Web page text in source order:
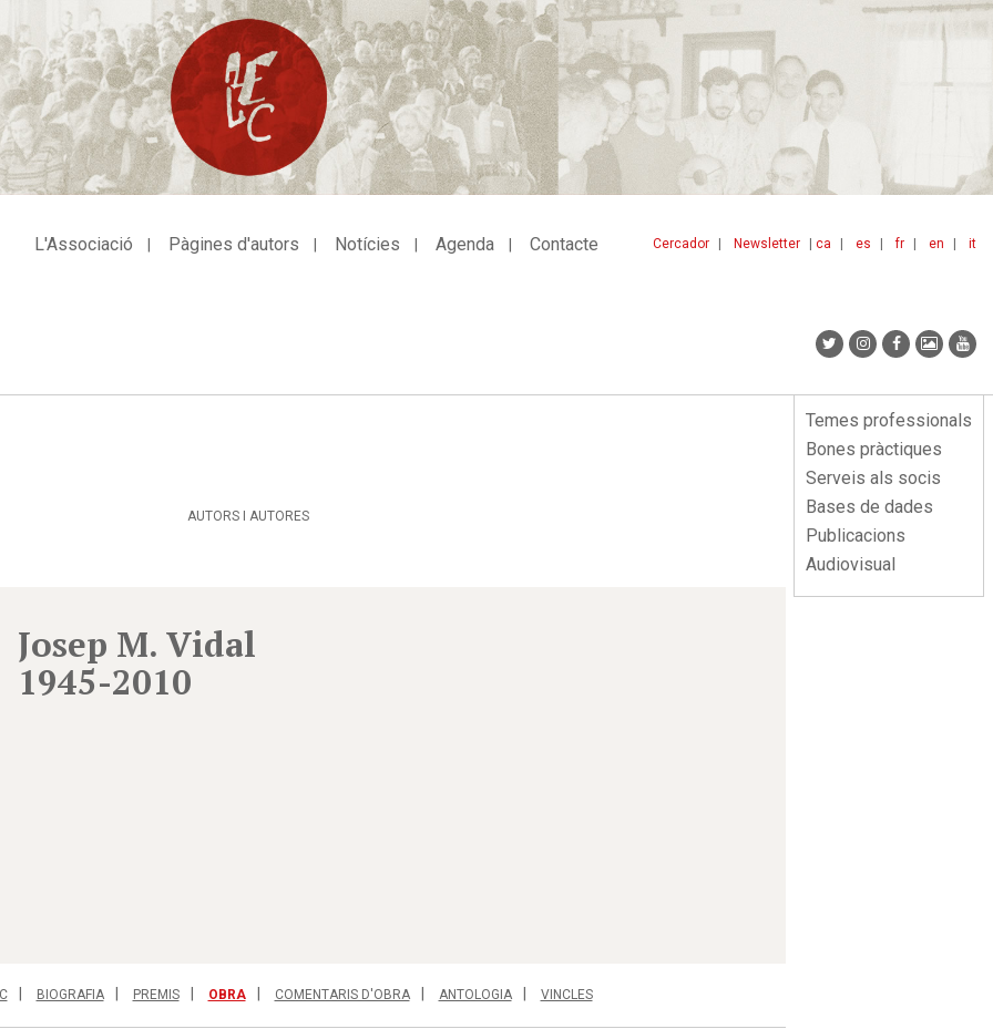
ca es fr en it
Cercador Newsletter
L'Associació Pàgines d'autors Notícies Agenda Contacte
Menu
lateral
Temes professionals
Bones pràctiques
Serveis als socis
Bases de dades
Publicacions
Audiovisual
AUTORS I AUTORES
Josep M. Vidal
1945-2010
BIOGRAFIA PREMIS OBRA COMENTARIS D'OBRA ANTOLOGIA VINCLES